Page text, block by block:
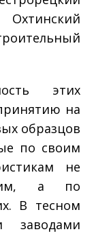
этих
на
образцов
по своим
не
а по
В тесном
заводами